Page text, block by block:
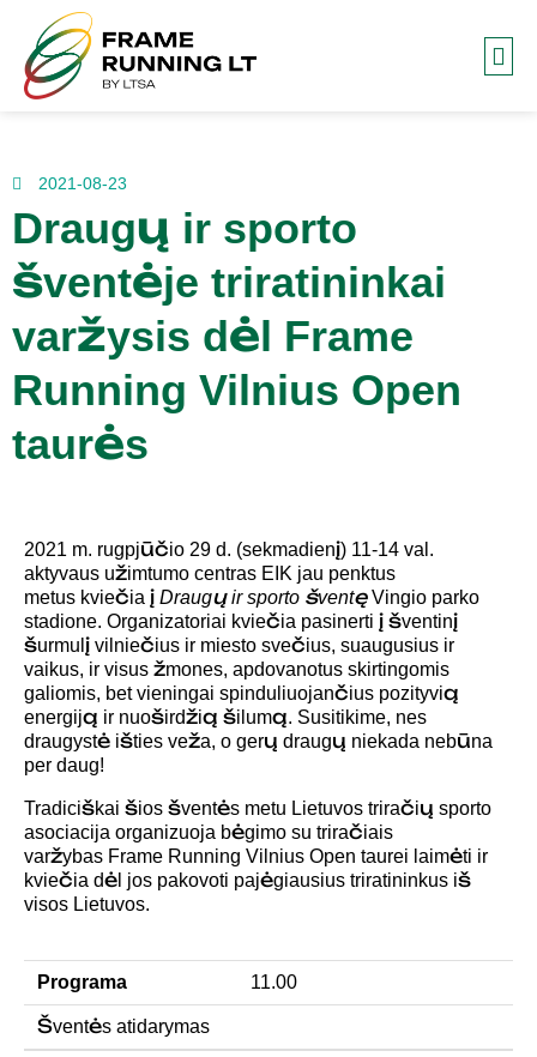
2021-08-23
Draugų ir sporto
šventėje triratininkai
varžysis dėl Frame
Running Vilnius Open
taurės
2021 m. rugpjūčio 29 d. (sekmadienį) 11-14 val.
aktyvaus užimtumo centras EIK jau penktus
metus kviečia į Draugų ir sporto šventęVingio parko
stadione. Organizatoriai kviečia pasinerti į šventinį
šurmulį vilniečius ir miesto svečius, suaugusius ir
vaikus, ir visus žmones, apdovanotus skirtingomis
galiomis, bet vieningai spinduliuojančius pozityvią
energiją ir nuoširdžią šilumą. Susitikime, nes
draugystė išties veža, o gerų draugų niekada nebūna
per daug!
Tradiciškai šios šventės metu Lietuvos triračių sporto
asociacija organizuoja bėgimo su triračiais
varžybas Frame Running Vilnius Open taurei laimėti ir
kviečia dėl jos pakovoti pajėgiausius triratininkus iš
visos Lietuvos.
Programa 11.00
Šventės atidarymas